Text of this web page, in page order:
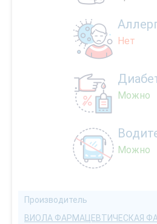
Нет
Можно
Можно
Производитель
ВИОЛА ФАРМАЦЕВТИЧЕСКАЯ